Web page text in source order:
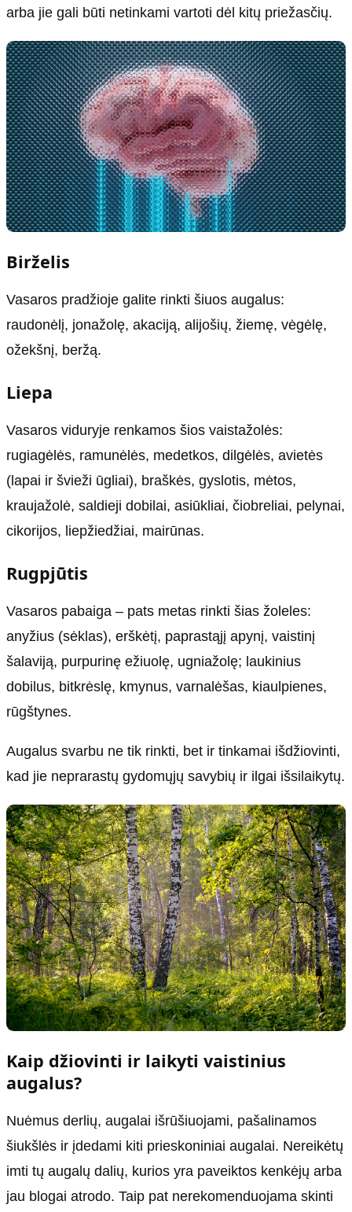
arba jie gali būti netinkami vartoti dėl kitų priežasčių.
Birželis
Vasaros pradžioje galite rinkti šiuos augalus:
raudonėlį, jonažolę, akaciją, alijošių, žiemę, vėgėlę,
ožekšnį, beržą.
Liepa
Vasaros viduryje renkamos šios vaistažolės:
rugiagėlės, ramunėlės, medetkos, dilgėlės, avietės
(lapai ir švieži ūgliai), braškės, gyslotis, mėtos,
kraujažolė, saldieji dobilai, asiūkliai, čiobreliai, pelynai,
cikorijos, liepžiedžiai, mairūnas.
Rugpjūtis
Vasaros pabaiga – pats metas rinkti šias žoleles:
anyžius (sėklas), erškėtį, paprastąjį apynį, vaistinį
šalaviją, purpurinę ežiuolę, ugniažolę; laukinius
dobilus, bitkrėslę, kmynus, varnalėšas, kiaulpienes,
rūgštynes.
Augalus svarbu ne tik rinkti, bet ir tinkamai išdžiovinti,
kad jie neprarastų gydomųjų savybių ir ilgai išsilaikytų.
Kaip džiovinti ir laikyti vaistinius
augalus?
Nuėmus derlių, augalai išrūšiuojami, pašalinamos
šiukšlės ir įdedami kiti prieskoniniai augalai. Nereikėtų
imti tų augalų dalių, kurios yra paveiktos kenkėjų arba
jau blogai atrodo. Taip pat nerekomenduojama skinti